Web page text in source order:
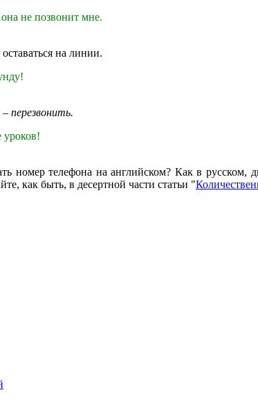
не позвонит мне.
на линии.
– перезвонить.
уроков!
номер телефона на английском? Как в русском,
как быть, в десертной части статьи "